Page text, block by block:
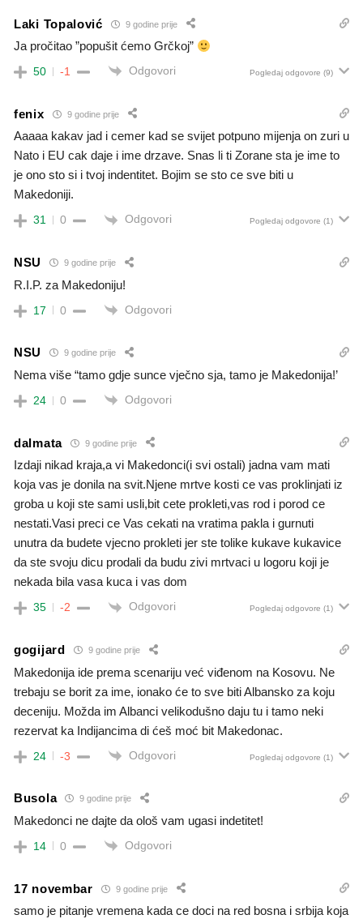
Laki Topalović 9 godine prije
Ja pročitao ”popušit ćemo Grčkoj”
50 -1 Odgovori Pogledaj odgovore (9)
fenix 9 godine prije
Aaaaa kakav jad i cemer kad se svijet potpuno mijenja on zuri u
Nato i EU cak daje i ime drzave. Snas li ti Zorane sta je ime to
je ono sto si i tvoj indentitet. Bojim se sto ce sve biti u
Makedoniji.
31 0 Odgovori Pogledaj odgovore (1)
NSU 9 godine prije
R.I.P. za Makedoniju!
17 0 Odgovori
NSU 9 godine prije
Nema više “tamo gdje sunce vječno sja, tamo je Makedonija!’
24 0 Odgovori
dalmata 9 godine prije
Izdaji nikad kraja,a vi Makedonci(i svi ostali) jadna vam mati
koja vas je donila na svit.Njene mrtve kosti ce vas proklinjati iz
groba u koji ste sami usli,bit cete prokleti,vas rod i porod ce
nestati.Vasi preci ce Vas cekati na vratima pakla i gurnuti
unutra da budete vjecno prokleti jer ste tolike kukave kukavice
da ste svoju dicu prodali da budu zivi mrtvaci u logoru koji je
nekada bila vasa kuca i vas dom
35 -2 Odgovori Pogledaj odgovore (1)
gogijard 9 godine prije
Makedonija ide prema scenariju već viđenom na Kosovu. Ne
trebaju se borit za ime, ionako će to sve biti Albansko za koju
deceniju. Možda im Albanci velikodušno daju tu i tamo neki
rezervat ka Indijancima di ćeš moć bit Makedonac.
24 -3 Odgovori Pogledaj odgovore (1)
Busola 9 godine prije
Makedonci ne dajte da ološ vam ugasi indetitet!
14 0 Odgovori
17 novembar 9 godine prije
samo je pitanje vremena kada ce doci na red bosna i srbija koja